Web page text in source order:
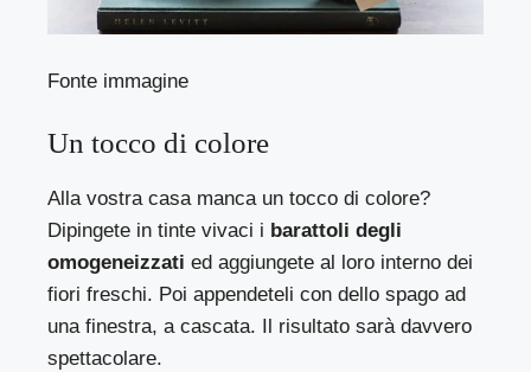
Fonte immagine
Un tocco di colore
Alla vostra casa manca un tocco di colore?
Dipingete in tinte vivaci i barattoli degli
omogeneizzati ed aggiungete al loro interno dei
fiori freschi. Poi appendeteli con dello spago ad
una finestra, a cascata. Il risultato sarà davvero
spettacolare.